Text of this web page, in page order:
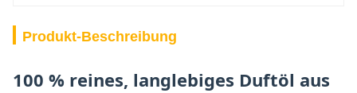
Produkt-Beschreibung
100 % reines, langlebiges Duftöl aus